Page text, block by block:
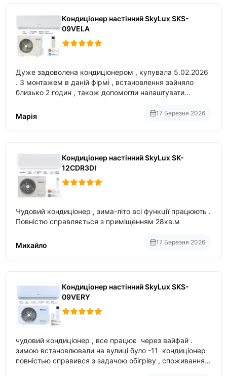
Кондиціонер настінний SkyLux SKS-
09VELA
Дуже задоволена кондиціонером , купувала 5.02.2026
. З монтажем в даній фірмі , встановлення зайняло
близько 2 годин , також допомогли налаштувати
Марія
17 Березня 2026
Кондиціонер настінний SkyLux SK-
12CDR3DI
Чудовий кондиціонер , зима-літо всі функції працюють .
Повністю справляється з приміщенням 28кв.м
Михайло 17 Березня 2026
Кондиціонер настінний SkyLux SKS-
09VERY
чудовий кондиціонер , все працює через вайфай .
зимою встановлювали на вулиці було -11 кондиціонер
повністью справився з задачою обігріву , споживання